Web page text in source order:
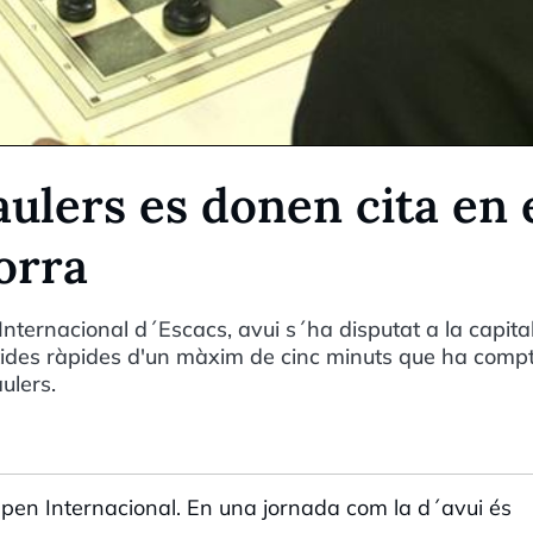
es donen cita en
d´Escacs, avui s´ha disputat a la
ràpides d'un màxim de cinc minuts que ha
Internacional. En una jornada com la d´avui és